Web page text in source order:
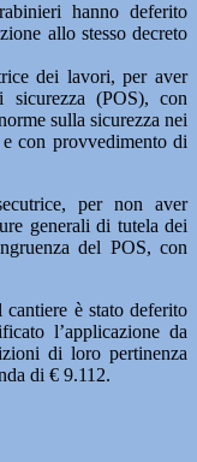
hanno deferito
allo stesso decreto
dei lavori, per aver
(POS), con
sulla sicurezza nei
con provvedimento di
per non aver
generali di tutela dei
del POS, con
è stato deferito
l’applicazione da
di loro pertinenza
di € 9.112.